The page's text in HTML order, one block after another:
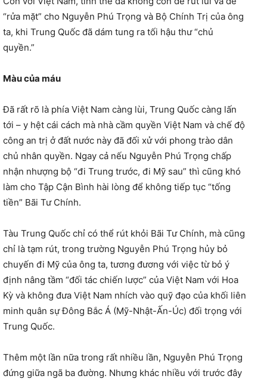
“rửa mặt” cho Nguyễn Phú Trọng và Bộ Chính Trị của ông
ta, khi Trung Quốc đã dám tung ra tối hậu thư “chủ
quyền.”
Màu của máu
Đã rất rõ là phía Việt Nam càng lùi, Trung Quốc càng lấn
tới – y hệt cái cách mà nhà cầm quyền Việt Nam và chế độ
công an trị ở đất nước này đã đối xử với phong trào dân
chủ nhân quyền. Ngay cả nếu Nguyễn Phú Trọng chấp
nhận nhượng bộ “đi Trung trước, đi Mỹ sau” thì cũng khó
làm cho Tập Cận Bình hài lòng để không tiếp tục “tống
tiền” Bãi Tư Chính.
Tàu Trung Quốc chỉ có thể rút khỏi Bãi Tư Chính, mà cũng
chỉ là tạm rút, trong trường Nguyễn Phú Trọng hủy bỏ
chuyến đi Mỹ của ông ta, tương đương với việc từ bỏ ý
định nâng tầm “đối tác chiến lược” của Việt Nam với Hoa
Kỳ và không đưa Việt Nam nhích vào quỹ đạo của khối liên
minh quân sự Đông Bắc Á (Mỹ-Nhật-Ấn-Úc) đối trọng với
Trung Quốc.
Thêm một lần nữa trong rất nhiều lần, Nguyễn Phú Trọng
đứng giữa ngã ba đường. Nhưng khác nhiều với trước đây